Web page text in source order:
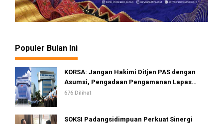
Populer Bulan Ini
KORSA: Jangan Hakimi Ditjen PAS dengan
Asumsi, Pengadaan Pengamanan Lapas
Dinilai Telah Sesuai Standar dan Regulasi
676 Dilihat
SOKSI Padangsidimpuan Perkuat Sinergi